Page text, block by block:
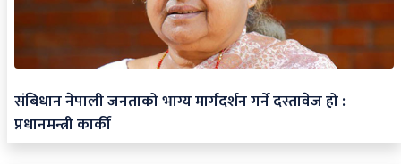
संबिधान नेपाली जनताको भाग्य मार्गदर्शन गर्ने दस्तावेज हो :
प्रधानमन्त्री कार्की